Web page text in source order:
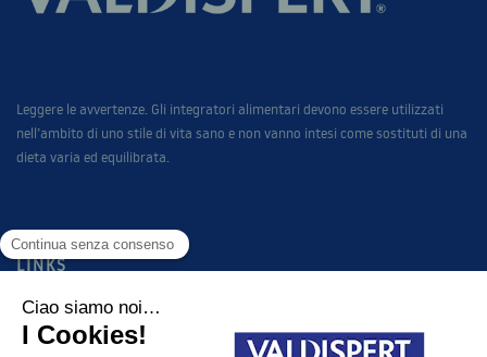
Leggere le avvertenze. Gli integratori alimentari devono essere utilizzati
nell’ambito di uno stile di vita sano e non vanno intesi come sostituti di una
dieta varia ed equilibrata.
LINKS
PRODOTTI